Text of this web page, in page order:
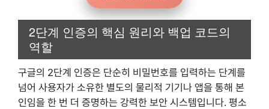
2단계 인증의 핵심 원리와 백업 코드의
역할
구글의 2단계 인증은 단순히 비밀번호를 입력하는 단계를
넘어 사용자가 소유한 별도의 물리적 기기나 앱을 통해 본
인임을 한 번 더 증명하는 강력한 보안 시스템입니다. 평소